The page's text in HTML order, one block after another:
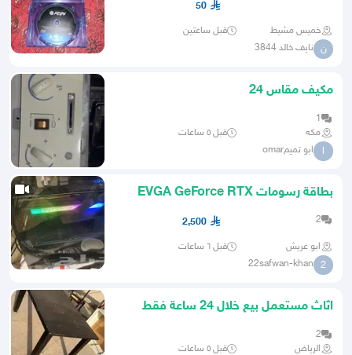
50
خميس مشيط قبل ساعتين
ن نايف خالد 3844
مكيف مقاس 24
1
مكه
قبل ٥ ساعات
ا ابو تميمomar
بطاقة رسومات EVGA GeForce RTX
3090 FTW3 Ultra Gaming 24GB
2
2,500
ابو عريش قبل ٦ ساعات
2
22safwan-khan
اثاث مستعمل بيع خلال 24 ساعة فقط
2
الرياض
قبل ٥ ساعات